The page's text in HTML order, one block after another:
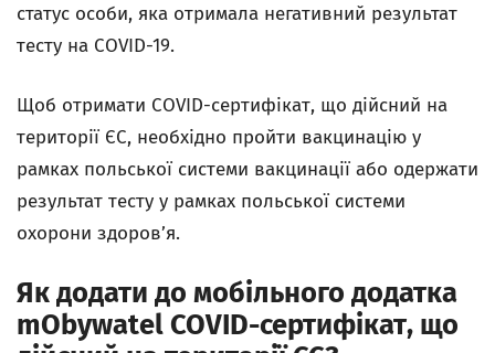
статус особи, яка отримала негативний результат
тесту на COVID-19.
Щоб отримати COVID-сертифікат, що дійсний на
території ЄС, необхідно пройти вакцинацію у
рамках польської системи вакцинації або одержати
результат тесту у рамках польської системи
охорони здоров’я.
Як додати до мобільного додатка
mObywatel COVID-сертифікат, що